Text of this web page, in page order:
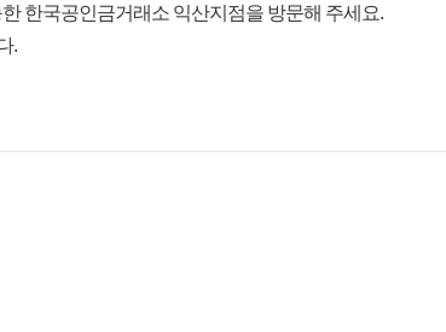
한국공인금거래소 익산지점을 방문해 주세요.
.